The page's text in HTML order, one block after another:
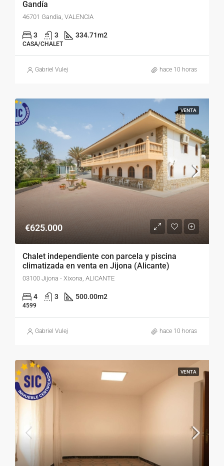
Gandía
46701 Gandia, VALENCIA
3 3 334.71m2
CASA/CHALET
Gabriel Vulej hace 10 horas
VENTA
€625.000
Chalet independiente con parcela y piscina
climatizada en venta en Jijona (Alicante)
03100 Jijona - Xixona, ALICANTE
4 3 500.00m2
4599
Gabriel Vulej hace 10 horas
VENTA